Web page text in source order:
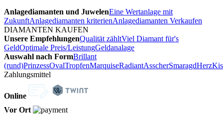
Anlagediamanten und JuwelenEine Wertanlage mit
ZukunftAnlagediamanten kriterienAnlagediamanten Verkaufen
DIAMANTEN KAUFEN
Unsere EmpfehlungenQualität zähltViel Diamant für's
GeldOptimale Preis/LeistungGeldanalage
Auswahl nach FormBrillant
(rund)PrinzessOvalTropfenMarquiseRadiantAsscherSmaragdHerz
Zahlungsmittel
Online
Vor Ort